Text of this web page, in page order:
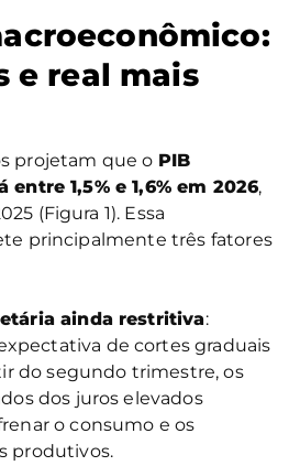
e real mais
projetam que o PIB
1,5% e 1,6% em 2026,
(Figura 1). Essa
principalmente três fatores
ainda restritiva:
de cortes graduais
do segundo trimestre, os
dos juros elevados
o consumo e os
produtivos.